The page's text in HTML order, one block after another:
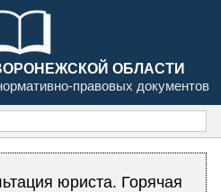
ОБЛАСТИ
правовых документов
юриста. Горячая